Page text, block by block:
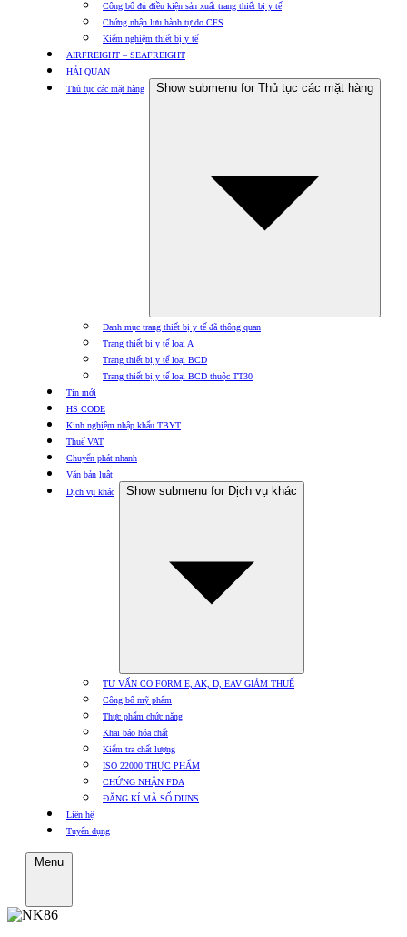
Công bố đủ điều kiện sản xuất trang thiết bị y tế
Chứng nhận lưu hành tự do CFS
Kiểm nghiệm thiết bị y tế
AIRFREIGHT – SEAFREIGHT
HẢI QUAN
Thủ tục các mặt hàng
Show submenu for Thủ tục các mặt hàng
Danh mục trang thiết bị y tế đã thông quan
Trang thiết bị y tế loại A
Trang thiết bị y tế loại BCD
Trang thiết bị y tế loại BCD thuộc TT30
Tin mới
HS CODE
Kinh nghiệm nhập khẩu TBYT
Thuế VAT
Chuyển phát nhanh
Văn bản luật
Dịch vụ khác
Show submenu for Dịch vụ khác
TƯ VẤN CO FORM E, AK, D, EAV GIẢM THUẾ
Công bố mỹ phẩm
Thực phẩm chức năng
Khai báo hóa chất
Kiểm tra chất lượng
ISO 22000 THỰC PHẨM
CHỨNG NHẬN FDA
ĐĂNG KÍ MÃ SỐ DUNS
Liên hệ
Tuyển dụng
Menu